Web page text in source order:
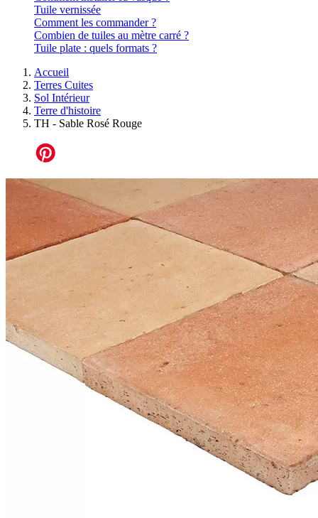
Tuile vernissée
Comment les commander ?
Combien de tuiles au mètre carré ?
Tuile plate : quels formats ?
Accueil
Terres Cuites
Sol Intérieur
Terre d'histoire
TH - Sable Rosé Rouge